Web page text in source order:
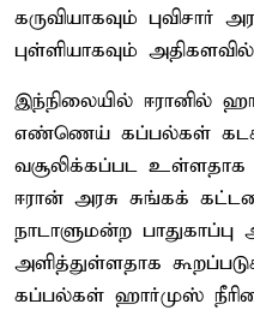
கருவியாகவும் புவிசார்
புள்ளியாகவும்
இந்நிலையில் ஈரானில்
எண்ணெய் கப்பல்கள்
வசூலிக்கப்பட
ஈரான் அரசு சுங்கக்
நாடாளுமன்ற
அளித்துள்ளதாக
கப்பல்கள் ஹார்முஸ்